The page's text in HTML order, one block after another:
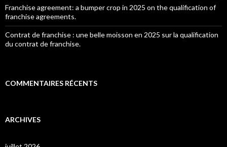
Franchise agreement: a bumper crop in 2025 on the qualification of
franchise agreements.
Contrat de franchise : une belle moisson en 2025 sur la qualification
du contrat de franchise.
COMMENTAIRES RÉCENTS
ARCHIVES